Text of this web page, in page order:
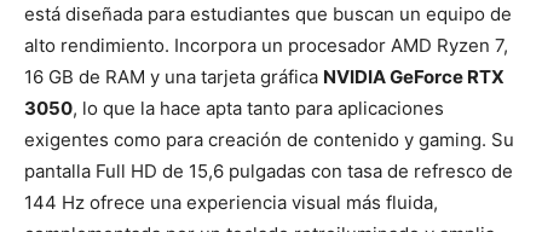
está diseñada para estudiantes que buscan un equipo de
alto rendimiento. Incorpora un procesador AMD Ryzen 7,
16 GB de RAM y una tarjeta gráfica NVIDIA GeForce RTX
3050, lo que la hace apta tanto para aplicaciones
exigentes como para creación de contenido y gaming. Su
pantalla Full HD de 15,6 pulgadas con tasa de refresco de
144 Hz ofrece una experiencia visual más fluida,